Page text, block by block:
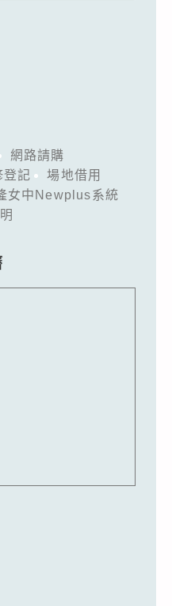
網路請購
登記
場地借用
女中Newplus系統